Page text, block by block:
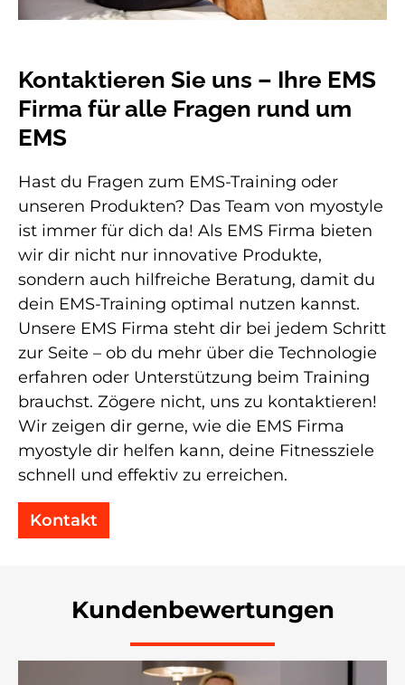
Kontaktieren Sie uns – Ihre EMS
Firma für alle Fragen rund um
EMS
Hast du Fragen zum EMS-Training oder
unseren Produkten? Das Team von myostyle
ist immer für dich da! Als EMS Firma bieten
wir dir nicht nur innovative Produkte,
sondern auch hilfreiche Beratung, damit du
dein EMS-Training optimal nutzen kannst.
Unsere EMS Firma steht dir bei jedem Schritt
zur Seite – ob du mehr über die Technologie
erfahren oder Unterstützung beim Training
brauchst. Zögere nicht, uns zu kontaktieren!
Wir zeigen dir gerne, wie die EMS Firma
myostyle dir helfen kann, deine Fitnessziele
schnell und effektiv zu erreichen.
Kontakt
Kundenbewertungen